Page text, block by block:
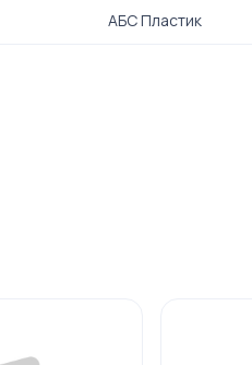
АБС Пластик